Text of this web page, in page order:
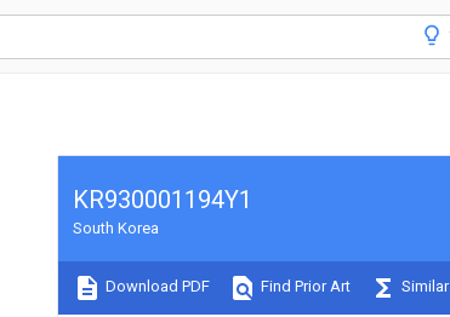
KR930001194Y1
South Korea
Download PDF Find Prior Art Similar